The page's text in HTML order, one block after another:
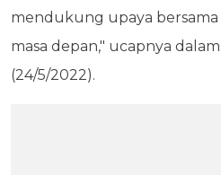
mendukung upaya
masa depan," ucapnya dalam
(24/5/2022).